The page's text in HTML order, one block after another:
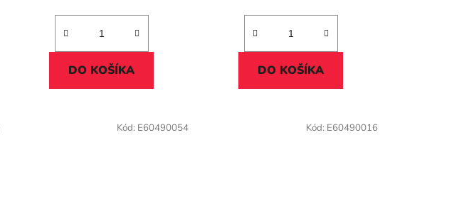
DO KOŠÍKA DO KOŠÍKA
Kód: E60490054 Kód: E60490016